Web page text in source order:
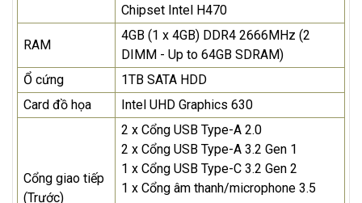
Chipset Intel H470
RAM
4GB (1 x 4GB) DDR4 2666MHz (2
DIMM - Up to 64GB SDRAM)
Ổ cứng
1TB SATA HDD
Card đồ họa
Intel UHD Graphics 630
Cổng giao tiếp
(Trước)
2 x Cổng USB Type-A 2.0
2 x Cổng USB Type-A 3.2 Gen 1
1 x Cổng USB Type-C 3.2 Gen 2
1 x Cổng âm thanh/microphone 3.5